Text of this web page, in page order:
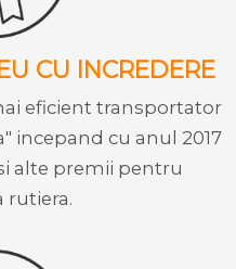
CU INCREDERE
eficient transportator
incepand cu anul 2017
alte premii pentru
rutiera.